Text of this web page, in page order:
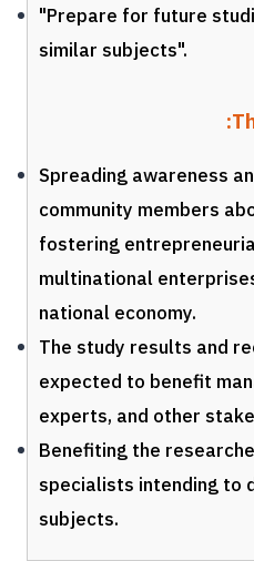
"Prepare for future
similar subjects".
Spreading awareness
community members
fostering
multinational
national economy.
The study results and
expected to benefit
experts, and other
Benefiting the
specialists intending to
subjects.